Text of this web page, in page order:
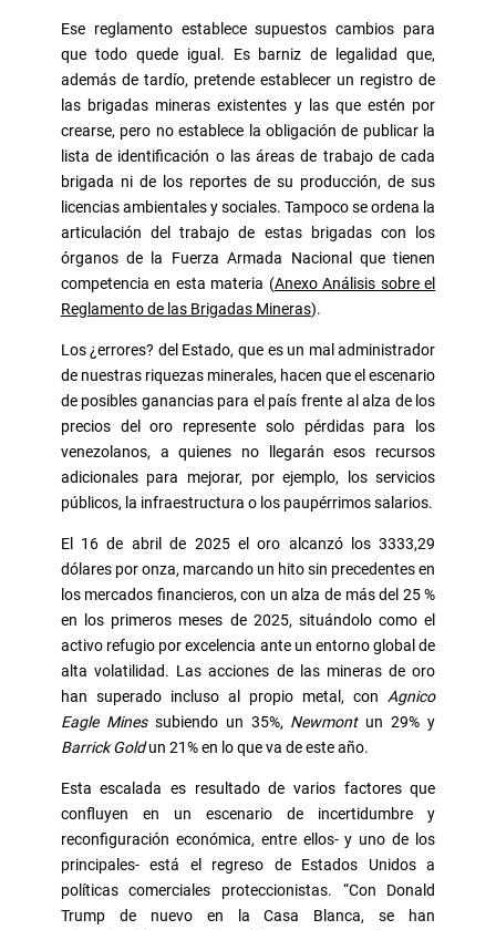
Ese reglamento establece supuestos cambios para
que todo quede igual. Es barniz de legalidad que,
además de tardío, pretende establecer un registro de
las brigadas mineras existentes y las que estén por
crearse, pero no establece la obligación de publicar la
lista de identificación o las áreas de trabajo de cada
brigada ni de los reportes de su producción, de sus
licencias ambientales y sociales. Tampoco se ordena la
articulación del trabajo de estas brigadas con los
órganos de la Fuerza Armada Nacional que tienen
competencia en esta materia (Anexo Análisis sobre el
Reglamento de las Brigadas Mineras).
Los ¿errores? del Estado, que es un mal administrador
de nuestras riquezas minerales, hacen que el escenario
de posibles ganancias para el país frente al alza de los
precios del oro represente solo pérdidas para los
venezolanos, a quienes no llegarán esos recursos
adicionales para mejorar, por ejemplo, los servicios
públicos, la infraestructura o los paupérrimos salarios.
El 16 de abril de 2025 el oro alcanzó los 3333,29
dólares por onza, marcando un hito sin precedentes en
los mercados financieros, con un alza de más del 25 %
en los primeros meses de 2025, situándolo como el
activo refugio por excelencia ante un entorno global de
alta volatilidad. Las acciones de las mineras de oro
han superado incluso al propio metal, con Agnico
Eagle Mines subiendo un 35%, Newmontun 29% y
Barrick Goldun 21% en lo que va de este año.
Esta escalada es resultado de varios factores que
confluyen en un escenario de incertidumbre y
reconfiguración económica, entre ellos- y uno de los
principales- está el regreso de Estados Unidos a
políticas comerciales proteccionistas. “Con Donald
Trump de nuevo en la Casa Blanca, se han